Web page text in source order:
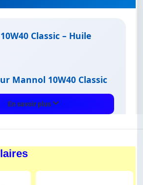
Classic – Huile
Mannol 10W40 Classic
optimale pour votre
huile fiable et performante.
essence et diesel.
moteur longue durée
moteurs essence et diesel
En savoir plus